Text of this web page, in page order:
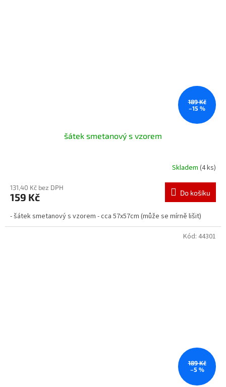
189 Kč
–15 %
šátek smetanový s vzorem
Skladem (4 ks)
131,40 Kč bez DPH
159 Kč Do košíku
- šátek smetanový s vzorem - cca 57x57cm (může se mírně lišit)
189 Kč
–5 %
Kód: 44301